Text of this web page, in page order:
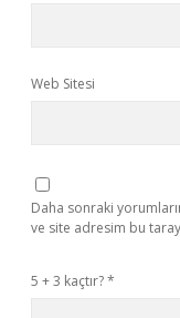
Web Sitesi
Daha sonraki
ve site adresim bu
5 + 3 kaçtır?*